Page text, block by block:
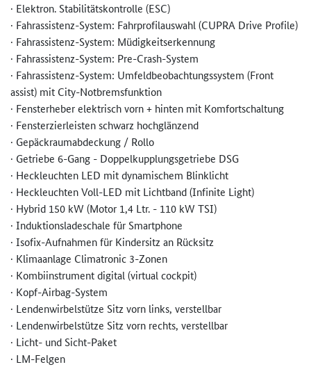
· Elektron. Stabilitätskontrolle (ESC)
· Fahrassistenz-System: Fahrprofilauswahl (CUPRA Drive Profile)
· Fahrassistenz-System: Müdigkeitserkennung
· Fahrassistenz-System: Pre-Crash-System
· Fahrassistenz-System: Umfeldbeobachtungssystem (Front
assist) mit City-Notbremsfunktion
· Fensterheber elektrisch vorn + hinten mit Komfortschaltung
· Fensterzierleisten schwarz hochglänzend
· Gepäckraumabdeckung / Rollo
· Getriebe 6-Gang - Doppelkupplungsgetriebe DSG
· Heckleuchten LED mit dynamischem Blinklicht
· Heckleuchten Voll-LED mit Lichtband (Infinite Light)
· Hybrid 150 kW (Motor 1,4 Ltr. - 110 kW TSI)
· Induktionsladeschale für Smartphone
· Isofix-Aufnahmen für Kindersitz an Rücksitz
· Klimaanlage Climatronic 3-Zonen
· Kombiinstrument digital (virtual cockpit)
· Kopf-Airbag-System
· Lendenwirbelstütze Sitz vorn links, verstellbar
· Lendenwirbelstütze Sitz vorn rechts, verstellbar
· Licht- und Sicht-Paket
· LM-Felgen